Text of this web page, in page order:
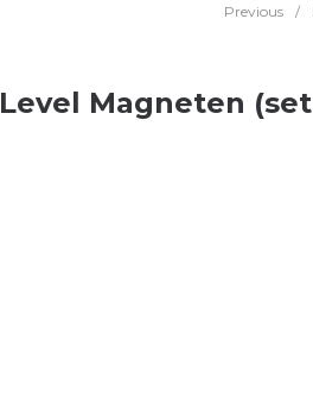
Previous /
Magneten